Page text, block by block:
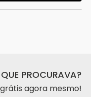
PROCURAVA?
agora mesmo!